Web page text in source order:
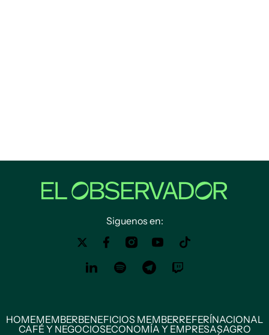
Siguenos en:
HOMEMEMBERBENEFICIOS MEMBERREFERÍNACIONAL
CAFÉ Y NEGOCIOSECONOMÍA Y EMPRESASAGRO